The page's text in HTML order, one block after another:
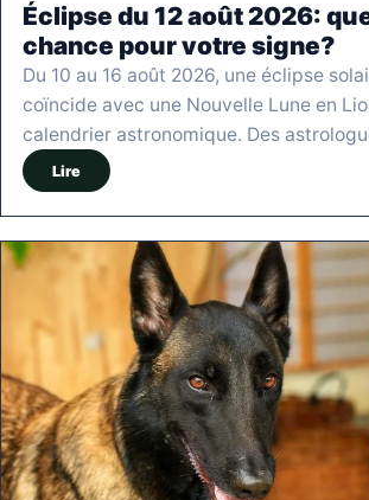
Éclipse du 12 août 2026:
chance pour votre signe?
Du 10 au 16 août 2026, une éclipse
coïncide avec une Nouvelle Lune en
calendrier astronomique. Des
Lire